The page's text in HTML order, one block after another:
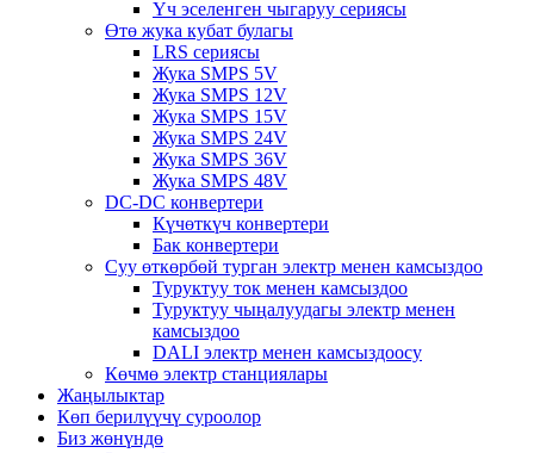
Үч эселенген чыгаруу сериясы
Өтө жука кубат булагы
LRS сериясы
Жука SMPS 5V
Жука SMPS 12V
Жука SMPS 15V
Жука SMPS 24V
Жука SMPS 36V
Жука SMPS 48V
DC-DC конвертери
Күчөткүч конвертери
Бак конвертери
Суу өткөрбөй турган электр менен камсыздоо
Туруктуу ток менен камсыздоо
Туруктуу чыңалуудагы электр менен
камсыздоо
DALI электр менен камсыздоосу
Көчмө электр станциялары
Жаңылыктар
Көп берилүүчү суроолор
Биз жөнүндө